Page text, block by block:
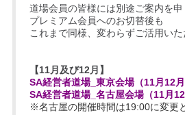
道場会員の皆様には別途ご案内を申
プレミアム会員へのお切替後も
これまで同様、変わらずご活用いた
【11月及び12月】
SA経営者道場_東京会場（11月12月
SA経営者道場_名古屋会場（11月12
※名古屋の開催時間は19:00に変更